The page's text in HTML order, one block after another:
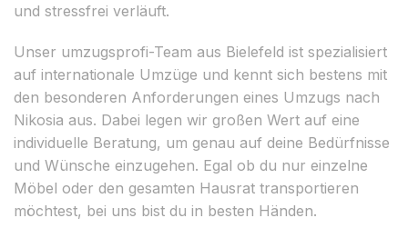
und stressfrei verläuft.
Unser umzugsprofi-Team aus Bielefeld ist spezialisiert
auf internationale Umzüge und kennt sich bestens mit
den besonderen Anforderungen eines Umzugs nach
Nikosia aus. Dabei legen wir großen Wert auf eine
individuelle Beratung, um genau auf deine Bedürfnisse
und Wünsche einzugehen. Egal ob du nur einzelne
Möbel oder den gesamten Hausrat transportieren
möchtest, bei uns bist du in besten Händen.